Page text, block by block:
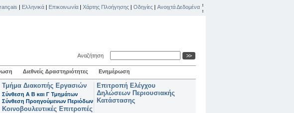
| Ελληνικά | Επικοινωνία | Χάρτης Πλοήγησης | Οδηγίες | Ανοιχτά Δεδομένα
Αναζήτηση
Διεθνείς Δραστηριότητες Ενημέρωση
Τμήμα Διακοπής Εργασιών
Σύνθεση Α Β και Γ Τμημάτων
Σύνθεση Προηγούμενων Περιόδων
Κοινοβουλευτικές Επιτροπές
Επιτροπή Ελέγχου
Δηλώσεων Περιουσιακής
Κατάστασης